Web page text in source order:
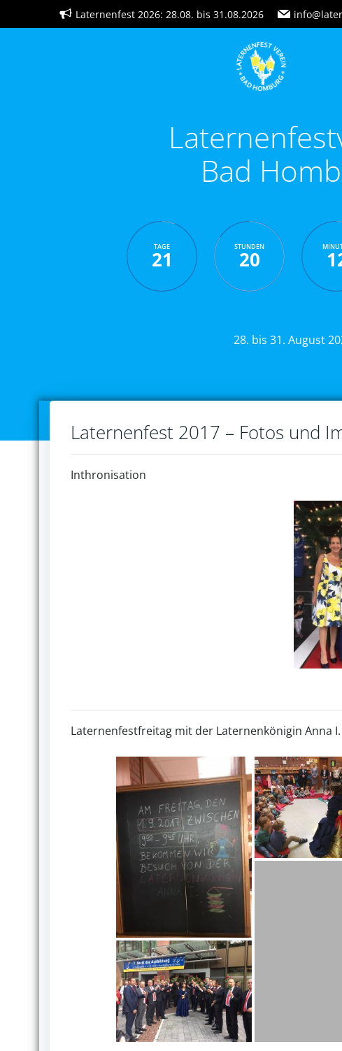
Inhalt
Laternenfest 2026: 28.08. bis 31.08.2026
Bad
TAGE
21
STUNDEN
20
28. bis 31. August
Laternenfest 2017 – Fotos und
Inthronisation
Laternenfestfreitag mit der Laternenkönigin Anna I.